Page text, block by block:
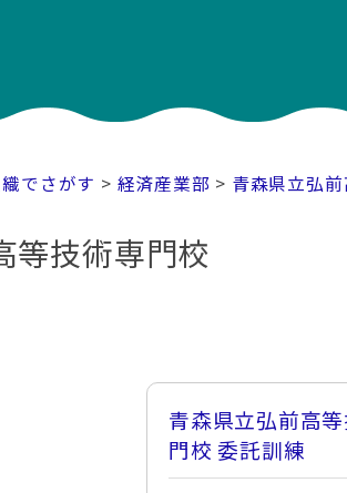
でさがす > 経済産業部 > 青森県立弘
等技術専門校
青森県立弘前高
門校 委託訓練